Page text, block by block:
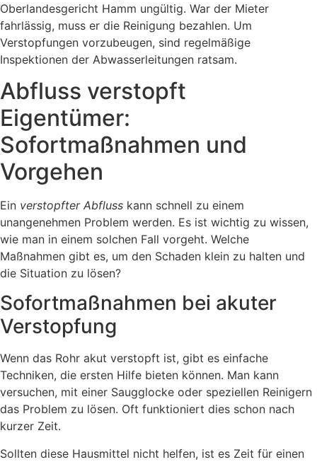
Oberlandesgericht Hamm ungültig. War der Mieter
fahrlässig, muss er die Reinigung bezahlen. Um
Verstopfungen vorzubeugen, sind regelmäßige
Inspektionen der Abwasserleitungen ratsam.
Abfluss verstopft
Eigentümer:
Sofortmaßnahmen und
Vorgehen
Ein verstopfter Abfluss kann schnell zu einem
unangenehmen Problem werden. Es ist wichtig zu wissen,
wie man in einem solchen Fall vorgeht. Welche
Maßnahmen gibt es, um den Schaden klein zu halten und
die Situation zu lösen?
Sofortmaßnahmen bei akuter
Verstopfung
Wenn das Rohr akut verstopft ist, gibt es einfache
Techniken, die ersten Hilfe bieten können. Man kann
versuchen, mit einer Saugglocke oder speziellen Reinigern
das Problem zu lösen. Oft funktioniert dies schon nach
kurzer Zeit.
Sollten diese Hausmittel nicht helfen, ist es Zeit für einen